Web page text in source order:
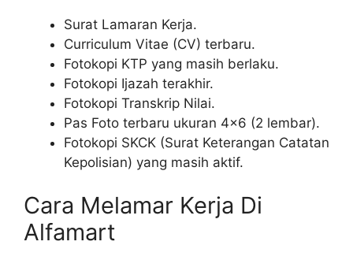
Surat Lamaran Kerja.
Curriculum Vitae (CV) terbaru.
Fotokopi KTP yang masih berlaku.
Fotokopi Ijazah terakhir.
Fotokopi Transkrip Nilai.
Pas Foto terbaru ukuran 4×6 (2 lembar).
Fotokopi SKCK (Surat Keterangan Catatan
Kepolisian) yang masih aktif.
Cara Melamar Kerja Di
Alfamart